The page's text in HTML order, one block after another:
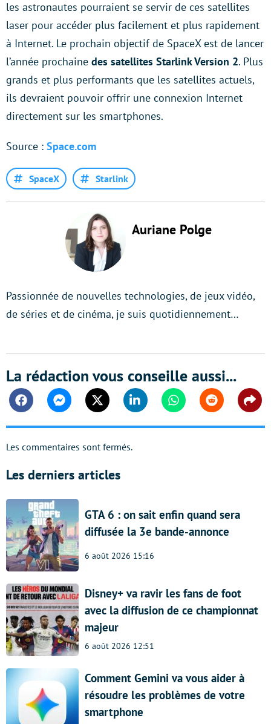
les astronautes pourraient se servir de ces satellites
laser pour accéder plus facilement et plus rapidement
à Internet. Le prochain objectif de SpaceX est de lancer
l’année prochaine des satellites Starlink Version 2. Plus
grands et plus performants que les satellites actuels,
ils devraient pouvoir offrir une connexion Internet
directement sur les smartphones.
Source : Space.com
SpaceX Starlink
Auriane Polge
Passionnée de nouvelles technologies, de jeux vidéo,
de séries et de cinéma, je suis quotidiennement…
La rédaction vous conseille aussi...
FacebookMessengerTwitter Linkedin WhatsappReddit
Les commentaires sont fermés.
Les derniers articles
GTA 6 : on sait enfin quand sera
diffusée la 3e bande-annonce
6 août 2026 15:16
Disney+ va ravir les fans de foot
avec la diffusion de ce championnat
majeur
6 août 2026 12:51
Comment Gemini va vous aider à
résoudre les problèmes de votre
smartphone